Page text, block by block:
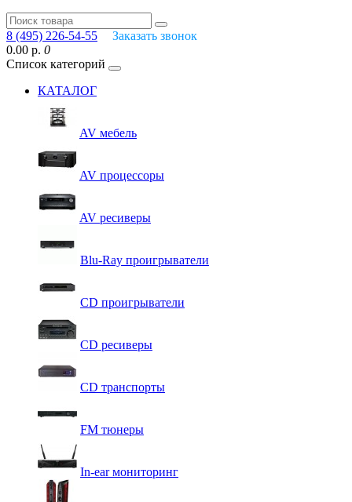
8 (495) 226-54-55
Заказать звонок
0.00 р. 0
Список категорий
КАТАЛОГ
AV мебель
AV процессоры
AV ресиверы
Blu-Ray проигрыватели
CD проигрыватели
CD ресиверы
CD транспорты
FM тюнеры
In-ear мониторинг